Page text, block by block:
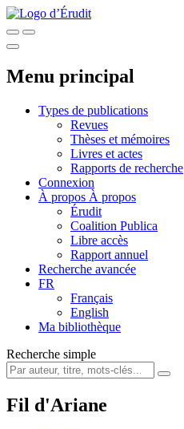
Menu principal
Types de publications
Revues
Thèses et mémoires
Livres et actes
Rapports de recherche
Connexion
À propos À propos
Érudit
Coalition Publica
Libre accès
Rapport annuel
Recherche avancée
FR
Français
English
Ma bibliothèque
Recherche simple
Fil d'Ariane